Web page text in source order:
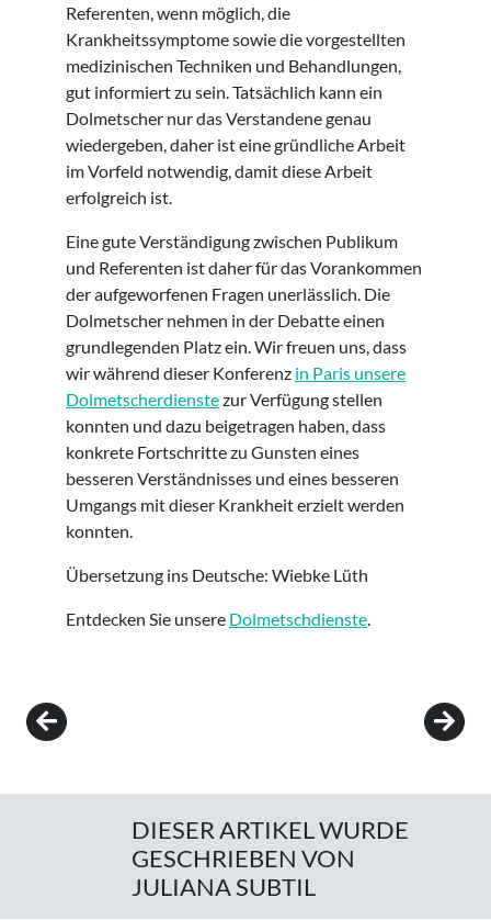
Referenten, wenn möglich, die
Krankheitssymptome sowie die vorgestellten
medizinischen Techniken und Behandlungen,
gut informiert zu sein. Tatsächlich kann ein
Dolmetscher nur das Verstandene genau
wiedergeben, daher ist eine gründliche Arbeit
im Vorfeld notwendig, damit diese Arbeit
erfolgreich ist.
Eine gute Verständigung zwischen Publikum
und Referenten ist daher für das Vorankommen
der aufgeworfenen Fragen unerlässlich. Die
Dolmetscher nehmen in der Debatte einen
grundlegenden Platz ein. Wir freuen uns, dass
wir während dieser Konferenz in Paris unsere
Dolmetscherdienstezur Verfügung stellen
konnten und dazu beigetragen haben, dass
konkrete Fortschritte zu Gunsten eines
besseren Verständnisses und eines besseren
Umgangs mit dieser Krankheit erzielt werden
konnten.
Übersetzung ins Deutsche: Wiebke Lüth
Entdecken Sie unsere Dolmetschdienste
Post navigation
DIESER ARTIKEL WURDE
GESCHRIEBEN VON
JULIANA SUBTIL